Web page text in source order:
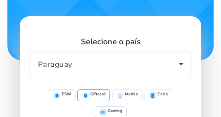
Selecione o país
ESIM Giftcard Mobile Calls
Gaming